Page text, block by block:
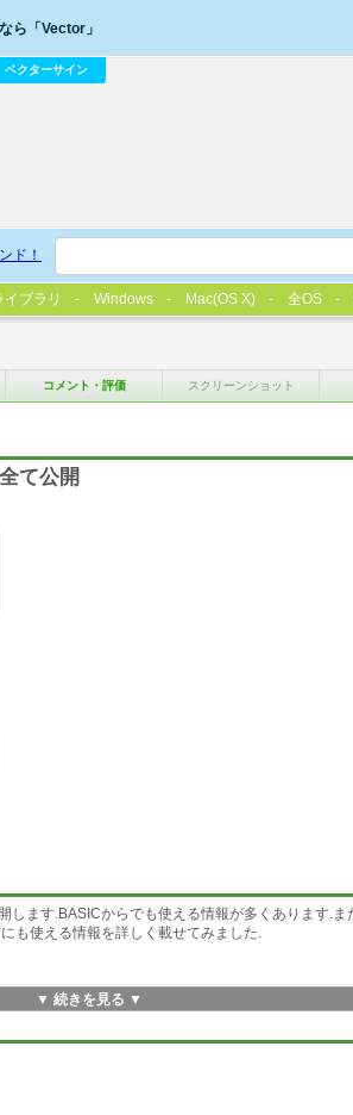
コメント・評価 スクリーンショット
て公開
します.BASICからでも使える情報が多くあります.ま
も使える情報を詳しく載せてみました.
▼ 続きを見る ▼
ら「Vector」
ベクターサイン
ド！
イブラリ Windows Mac(OS X) 全OS